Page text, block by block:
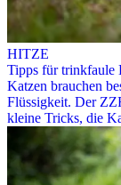
HITZE
Tipps für trinkfaule
Katzen brauchen
Flüssigkeit. Der
kleine Tricks, die